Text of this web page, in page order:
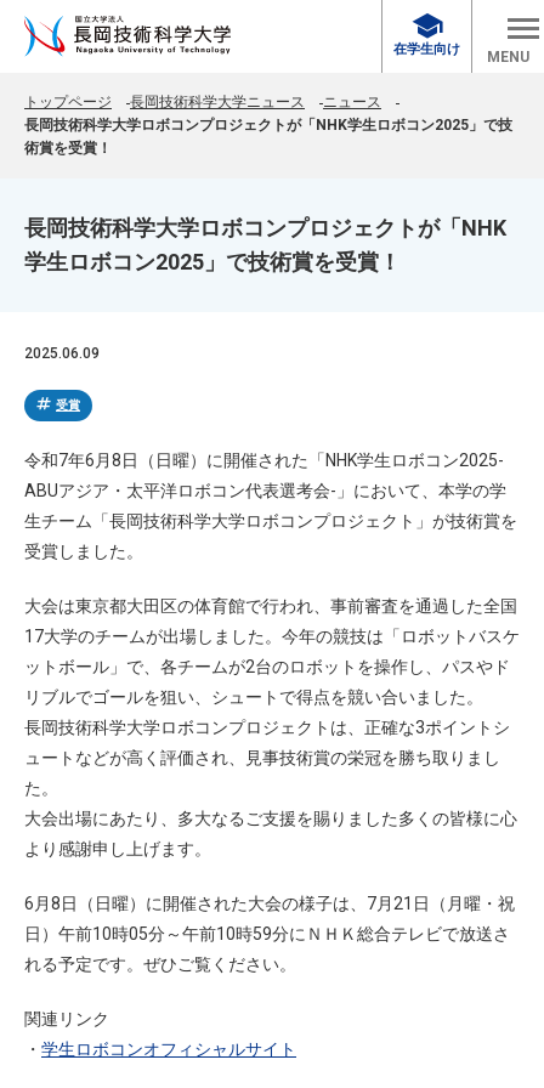
school
在学生向け MENU
トップページ 長岡技術科学大学ニュース
ニュース
長岡技術科学大学ロボコンプロジェクトが「NHK学生ロボコン2025」で技
術賞を受賞！
長岡技術科学大学ロボコンプロジェクトが「NHK
学生ロボコン2025」で技術賞を受賞！
2025.06.09
tag 受賞
令和7年6月8日（日曜）に開催された「NHK学生ロボコン2025-
ABUアジア・太平洋ロボコン代表選考会-」において、本学の学
生チーム「長岡技術科学大学ロボコンプロジェクト」が技術賞を
受賞しました。
大会は東京都大田区の体育館で行われ、事前審査を通過した全国
17大学のチームが出場しました。今年の競技は「ロボットバスケ
ットボール」で、各チームが2台のロボットを操作し、パスやド
リブルでゴールを狙い、シュートで得点を競い合いました。
長岡技術科学大学ロボコンプロジェクトは、正確な3ポイントシ
ュートなどが高く評価され、見事技術賞の栄冠を勝ち取りまし
た。
大会出場にあたり、多大なるご支援を賜りました多くの皆様に心
より感謝申し上げます。
6月8日（日曜）に開催された大会の様子は、7月21日（月曜・祝
日）午前10時05分～午前10時59分にＮＨＫ総合テレビで放送さ
れる予定です。ぜひご覧ください。
関連リンク
・ 学生ロボコンオフィシャルサイト